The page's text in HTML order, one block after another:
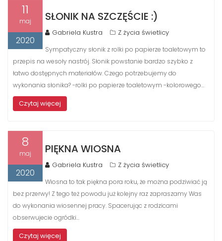
11
maj
2020
SŁONIK NA SZCZĘŚCIE :)
Gabriela Kustra Z życia świetlicy
Sympatyczny słonik z rolki po papierze toaletowym to
przepis na wesoły nastrój. Słonik powstanie bardzo szybko z
łatwo dostępnych materiałów. Czego potrzebujemy do
wykonania słonika? -rolki po papierze toaletowym -kolorowego…
Czytaj więcej
8
maj
2020
PIĘKNA WIOSNA
Gabriela Kustra Z życia świetlicy
Wiosna to tak piękna pora roku, że można podziwiać ją
bez przerwy! Z tego też powodu już kolejny raz zapraszamy Was
do wykonania wiosennej pracy. Spacerując z rodzicami
obserwujecie ogródki…
Czytaj więcej